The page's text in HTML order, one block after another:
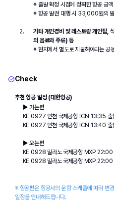
※ 출발 확정 시점에 정확한 항공 금
※ 항공 발권 대행 시 33,000원의
기타 개인경비 및 레스토랑 개인팁,
의 음료와 주류) 등
※ 현지에서 별도로 지불해야되는 공
Check
추천 항공 일정 (대한항공)
▶ 가는편
KE 0927 인천 국제공항 ICN 13:35 출
KE 0927 인천 국제공항 ICN 13:40 출
▶ 오는편
KE 0928 밀라노 국제공항 MXP
KE 0928 밀라노 국제공항 MXP
※ 항공편은 항공사의 운항 스케줄에 따라 변
일정을 안내해드립니다.